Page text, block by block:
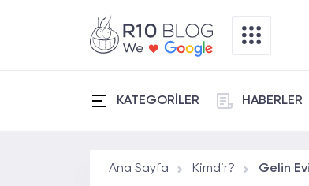
KATEGORİLER HABERLER
Ana Sayfa Kimdir?